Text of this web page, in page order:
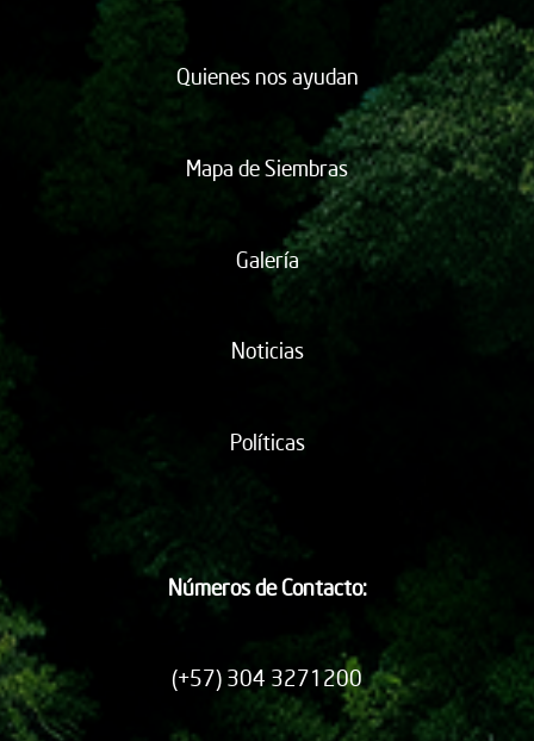
Quienes nos ayudan
Mapa de Siembras
Galería
Noticias
Políticas
Números de Contacto:
(+57) 304 3271200